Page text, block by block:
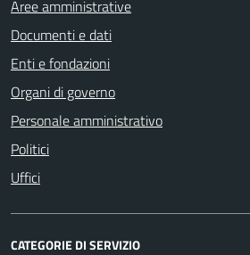
Aree amministrative
Documenti e dati
Enti e fondazioni
Organi di governo
Personale amministrativo
Politici
Uffici
CATEGORIE DI SERVIZIO